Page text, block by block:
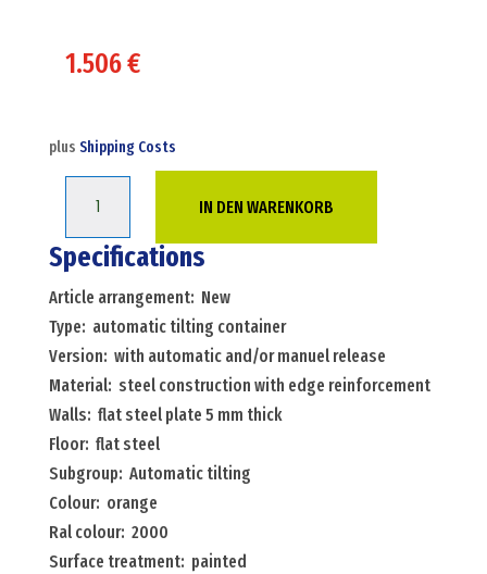
1.506€
plus Shipping Costs
tilting
container
automatic
tilting
container
with
automatic
and/or
manuel
release
Menge
IN DEN WARENKORB
Specifications
Article arrangement: New
Type: automatic tilting container
Version: with automatic and/or manuel release
Material: steel construction with edge reinforcement
Walls: flat steel plate 5 mm thick
Floor: flat steel
Subgroup: Automatic tilting
Colour: orange
Ral colour: 2000
Surface treatment: painted